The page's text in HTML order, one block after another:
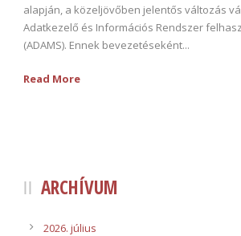
alapján, a közeljövőben jelentős változás
Adatkezelő és Információs Rendszer
(ADAMS). Ennek bevezetéseként...
Read More
ARCHÍVUM
2026. július